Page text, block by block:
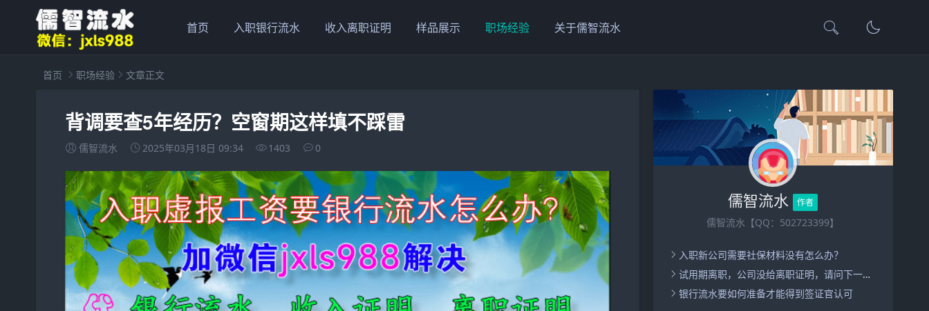
首页 入职银行流水 收入离职证明 样品展示 职场经验 关于儒智流水
首页 职场经验 文章正文
背调要查5年经历？空窗期这样填不踩雷
儒智流水 2025年03月18日 09:34 1403 0
儒智流水 作者
儒智流水【QQ：502723399】
入职新公司需要社保材料没有怎么办？
试用期离职，公司没给离职证明，请问下一家公司入职怎么办呢？
银行流水要如何准备才能得到签证官认可